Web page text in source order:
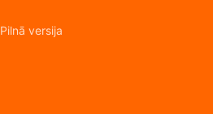
Pilnā versija